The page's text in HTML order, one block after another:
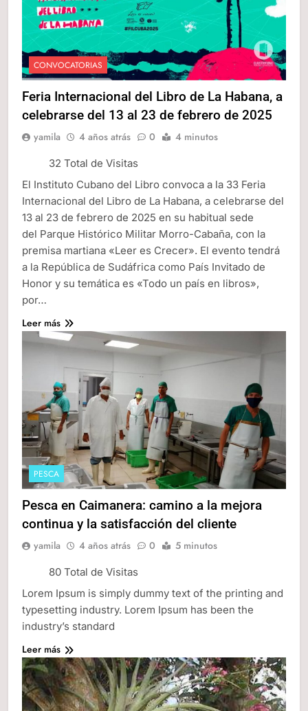
CONVOCATORIAS
Feria Internacional del Libro de La Habana, a
celebrarse del 13 al 23 de febrero de 2025
yamila 4 años atrás 0 4 minutos
32 Total de Visitas
El Instituto Cubano del Libro convoca a la 33 Feria
Internacional del Libro de La Habana, a celebrarse del
13 al 23 de febrero de 2025 en su habitual sede
del Parque Histórico Militar Morro-Cabaña, con la
premisa martiana «Leer es Crecer». El evento tendrá
a la República de Sudáfrica como País Invitado de
Honor y su temática es «Todo un país en libros»,
por…
Leer más
PESCA
Pesca en Caimanera: camino a la mejora
continua y la satisfacción del cliente
yamila 4 años atrás 0 5 minutos
80 Total de Visitas
Lorem Ipsum is simply dummy text of the printing and
typesetting industry. Lorem Ipsum has been the
industry’s standard
Leer más